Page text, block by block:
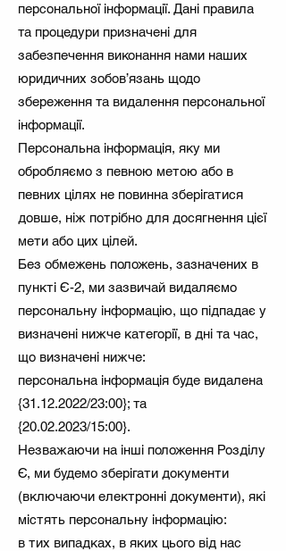
персональної інформації. Дані правила
та процедури призначені для
забезпечення виконання нами наших
юридичних зобов’язань щодо
збереження та видалення персональної
інформації.
Персональна інформація, яку ми
обробляємо з певною метою або в
певних цілях не повинна зберігатися
довше, ніж потрібно для досягнення цієї
мети або цих цілей.
Без обмежень положень, зазначених в
пункті Є-2, ми зазвичай видаляємо
персональну інформацію, що підпадає у
визначені нижче категорії, в дні та час,
що визначені нижче:
персональна інформація буде видалена
{31.12.2022/23:00}; та
{20.02.2023/15:00}.
Незважаючи на інші положення Розділу
Є, ми будемо зберігати документи
(включаючи електронні документи), які
містять персональну інформацію:
в тих випадках, в яких цього від нас